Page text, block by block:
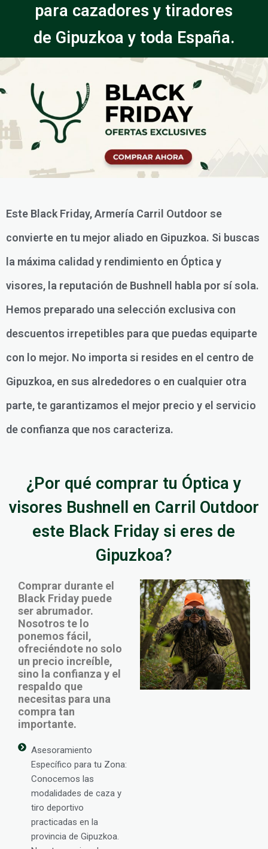
para cazadores y tiradores
de Gipuzkoa y toda España.
Este Black Friday, Armería Carril Outdoor se
convierte en tu mejor aliado en Gipuzkoa. Si buscas
la máxima calidad y rendimiento en Óptica y
visores, la reputación de Bushnell habla por sí sola.
Hemos preparado una selección exclusiva con
descuentos irrepetibles para que puedas equiparte
con lo mejor. No importa si resides en el centro de
Gipuzkoa, en sus alrededores o en cualquier otra
parte, te garantizamos el mejor precio y el servicio
de confianza que nos caracteriza.
¿Por qué comprar tu Óptica y
visores Bushnell en Carril Outdoor
este Black Friday si eres de
Gipuzkoa?
Comprar durante el
Black Friday puede
ser abrumador.
Nosotros te lo
ponemos fácil,
ofreciéndote no solo
un precio increíble,
sino la confianza y el
respaldo que
necesitas para una
compra tan
importante.
Asesoramiento
Específico para tu Zona:
Conocemos las
modalidades de caza y
tiro deportivo
practicadas en la
provincia de Gipuzkoa.